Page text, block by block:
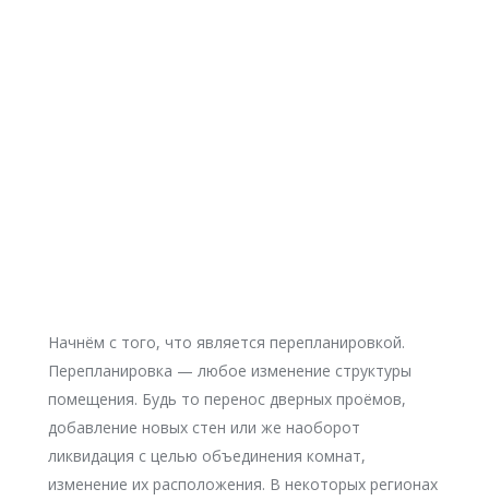
Начнём с того, что является перепланировкой.
Перепланировка — любое изменение структуры
помещения. Будь то перенос дверных проёмов,
добавление новых стен или же наоборот
ликвидация с целью объединения комнат,
изменение их расположения. В некоторых регионах